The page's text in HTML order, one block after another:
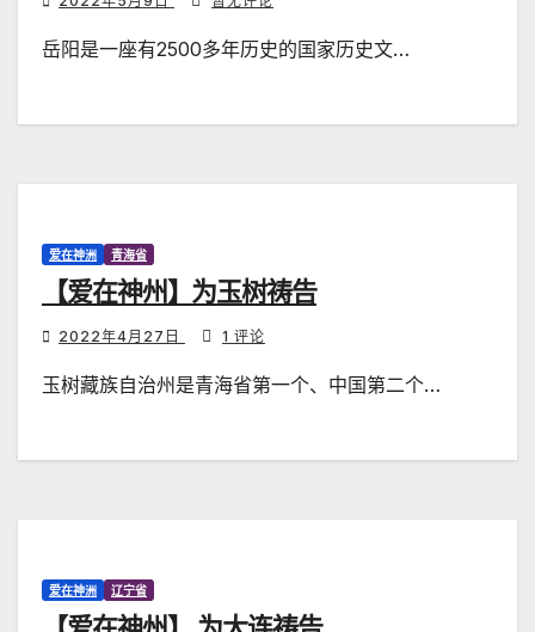
岳阳是一座有2500多年历史的国家历史文…
爱在神洲 青海省
【爱在神州】为玉树祷告
2022年4月27日 1 评论
玉树藏族自治州是青海省第一个、中国第二个…
爱在神洲 辽宁省